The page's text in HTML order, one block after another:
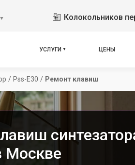
▼ Колокольников
УСЛУГИ ЦЕНЫ
/ Pss-E30 / Ремонт клавиш
Москве